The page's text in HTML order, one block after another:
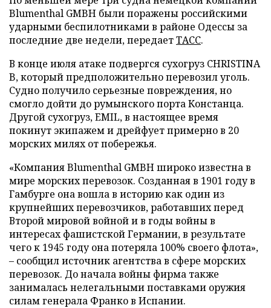
Blumenthal GMBH были поражены российскими
ударными беспилотниками в районе Одессы за
последние две недели, передаетТАСС.
В конце июля атаке подвергся сухогруз CHRISTINA
B, который предположительно перевозил уголь.
Судно получило серьезные повреждения, но
смогло дойти до румынского порта Констанца.
Другой сухогруз, EMIL, в настоящее время
покинут экипажем и дрейфует примерно в 20
морских милях от побережья.
«Компания Blumenthal GMBH широко известна в
мире морских перевозок. Созданная в 1901 году в
Гамбурге она вошла в историю как один из
крупнейших перевозчиков, работавших перед
Второй мировой войной и в годы войны в
интересах фашистской Германии, в результате
чего к 1945 году она потеряла 100% своего флота»,
– сообщил источник агентства в сфере морских
перевозок. До начала войны фирма также
занималась нелегальными поставками оружия
силам генерала Франко в Испании.